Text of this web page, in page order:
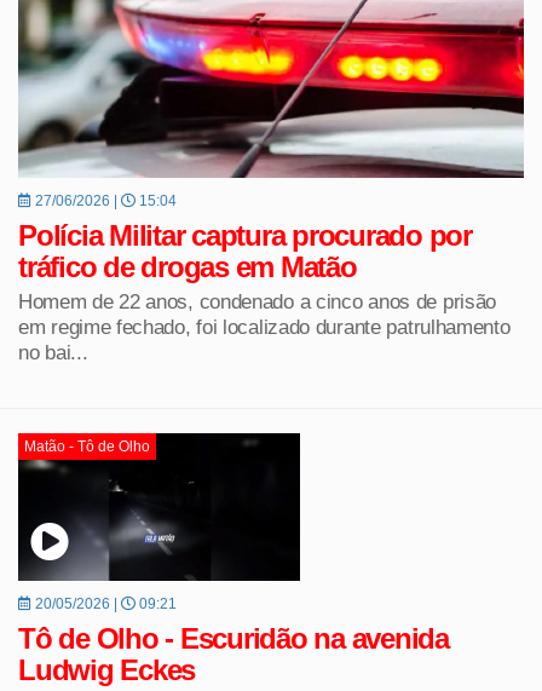
27/06/2026 | 15:04
Polícia Militar captura procurado por
tráfico de drogas em Matão
Homem de 22 anos, condenado a cinco anos de prisão
em regime fechado, foi localizado durante patrulhamento
no bai...
Matão - Tô de Olho
20/05/2026 | 09:21
Tô de Olho - Escuridão na avenida
Ludwig Eckes